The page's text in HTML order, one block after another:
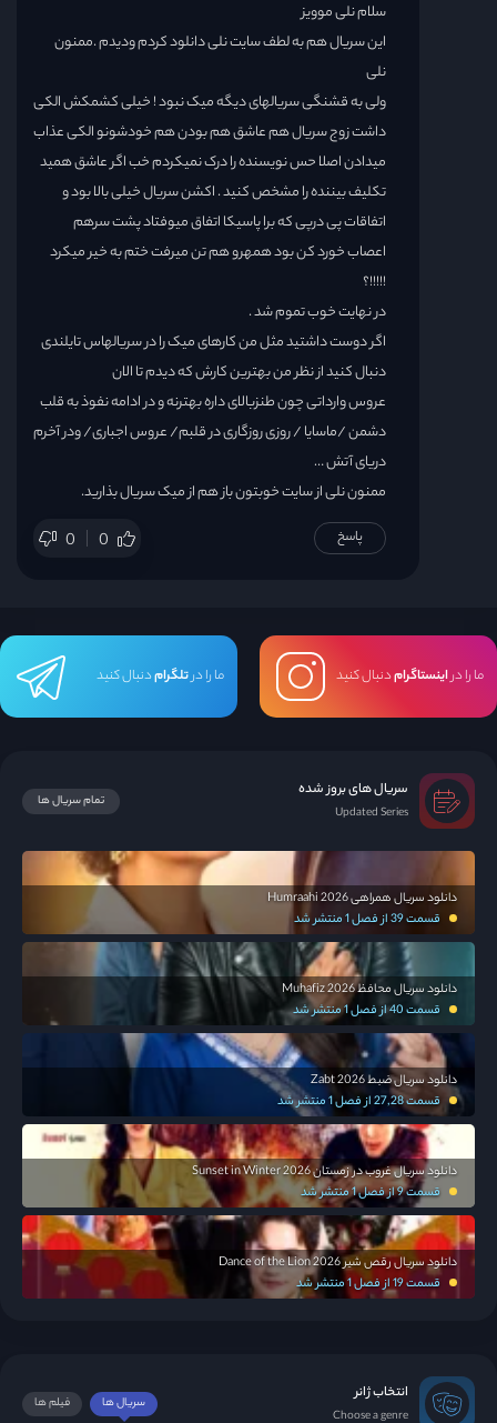
سلام نلی موویز
این سریال هم به لطف سایت نلی دانلود کردم ودیدم .ممنون
نلی
ولی به قشنگی سریالهای دیگه میک نبود ! خیلی کشمکش الکی
داشت زوج سریال هم عاشق هم بودن هم خودشونو الکی عذاب
میدادن اصلا حس نویسنده را درک نمیکردم خب اگر عاشق همید
تکلیف بیننده را مشخص کنید . اکشن سریال خیلی بالا بود و
اتفاقات پی درپی که برا پاسیکا اتفاق میوفتاد پشت سرهم
اعصاب خورد کن بود همهرو هم تن میرفت ختم به خیر میکرد
!!!!!؟
در نهایت خوب تموم شد .
اگر دوست داشتید مثل من کارهای میک را در سریالهاس تایلندی
دنبال کنید از نظر من بهترین کارش که دیدم تا الان
عروس وارداتی چون طنزبالای داره بهترنه و در ادامه نفوذ به قلب
دشمن /ماسایا / روزی روزگاری در قلبم/ عروس اجباری/ ودر آخرم
دریای آتش …
ممنون نلی از سایت خوبتون باز هم از میک سریال بذارید.
0 0 پاسخ
ما را دراینستاگرامدنبال کنید ما را درتلگرامدنبال کنید
سریال های بروز شده
Updated Series
تمام سریال ها
دانلود سریال همراهی Humraahi 2026
قسمت 39 از فصل 1 منتشر شد
دانلود سریال محافظ Muhafiz 2026
قسمت 40 از فصل 1 منتشر شد
دانلود سریال ضبط Zabt 2026
قسمت 27,28 از فصل 1 منتشر شد
دانلود سریال غروب در زمستان Sunset in Winter 2026
قسمت 9 از فصل 1 منتشر شد
دانلود سریال رقص شیر Dance of the Lion 2026
قسمت 19 از فصل 1 منتشر شد
انتخاب ژانر
Choose a genre
فیلم ها سریال ها